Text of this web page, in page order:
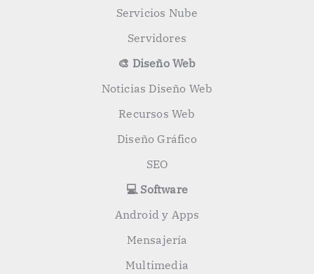
Servicios Nube
Servidores
🎨 Diseño Web
Noticias Diseño Web
Recursos Web
Diseño Gráfico
SEO
💻 Software
Android y Apps
Mensajería
Multimedia